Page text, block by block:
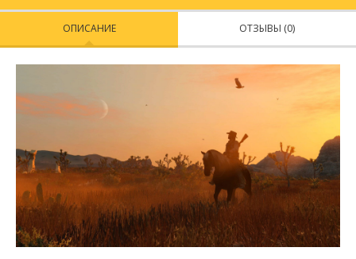
ОПИСАНИЕ ОТЗЫВЫ (0)